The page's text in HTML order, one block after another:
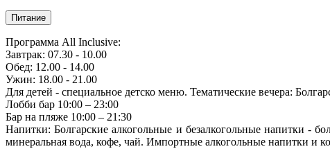
Питание
Программа All Inclusive:
Завтрак: 07.30 - 10.00
Обед: 12.00 - 14.00
Ужин: 18.00 - 21.00
Для детей - специальное детско меню. Тематические вечера:
Лобби бар 10:00 – 23:00
Бар на пляже 10:00 – 21:30
Напитки: Болгарские алкогольные и безалкогольные напитки -
минеральная вода, кофе, чай. Импортные алкогольные напитки и